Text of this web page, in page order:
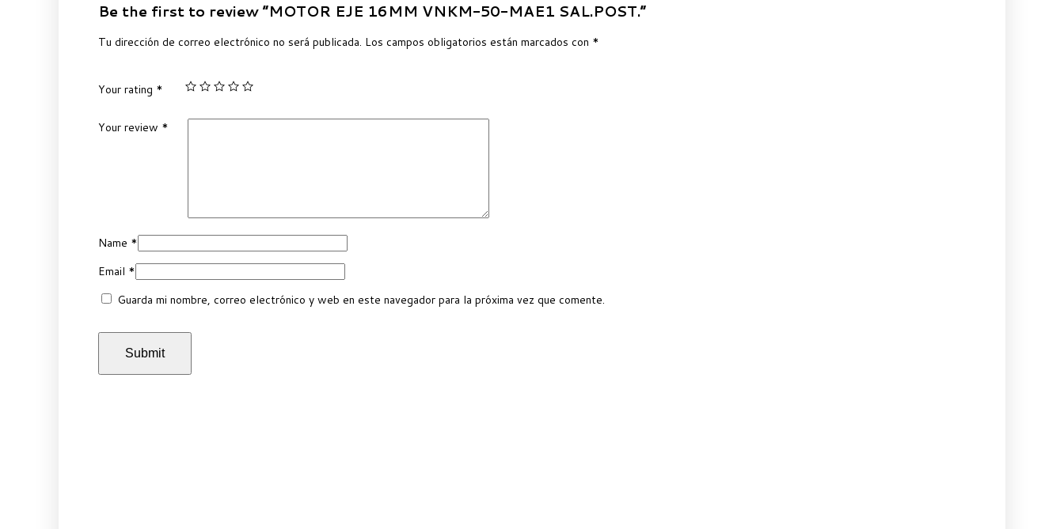
Be the first to review “MOTOR EJE 16MM VNKM-50-MAE1 SAL.POST.”
Tu dirección de correo electrónico no será publicada. Los campos obligatorios están marcados con *
Your rating *
Your review *
Name *
Email *
Guarda mi nombre, correo electrónico y web en este navegador para la próxima vez que comente.